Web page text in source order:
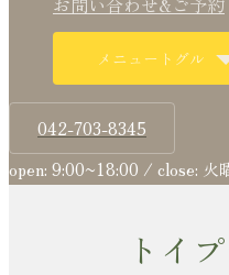
メニュートグル
042-703-8345
open: 9:00~18:00 / close: 火
トイ